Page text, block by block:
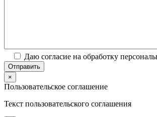
Даю согласие на обработку
×
Пользовательское соглашение
Текст пользовательского соглашения